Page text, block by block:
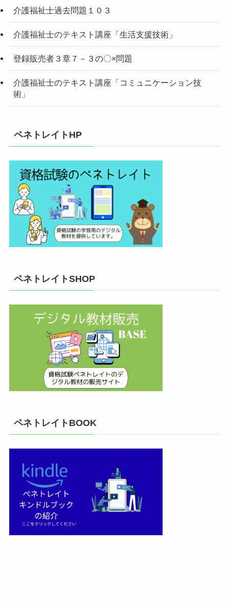
介護福祉士過去問題１０３
介護福祉士のテキスト講座「生活支援技術」
登録販売者３章７－３の〇×問題
介護福祉士のテキスト講座「コミュニケーション技
術」
ペネトレイトHP
ペネトレイトSHOP
ペネトレイトBOOK